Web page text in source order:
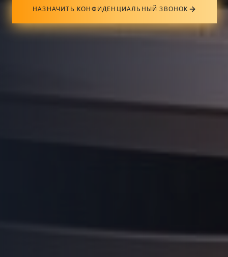
НАЗНАЧИТЬ КОНФИДЕНЦИАЛЬНЫЙ ЗВОНОК